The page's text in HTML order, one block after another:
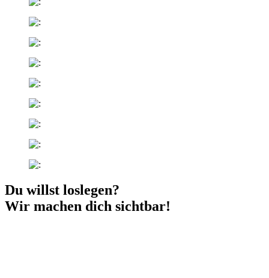
Du willst loslegen?
Wir machen dich sichtbar!